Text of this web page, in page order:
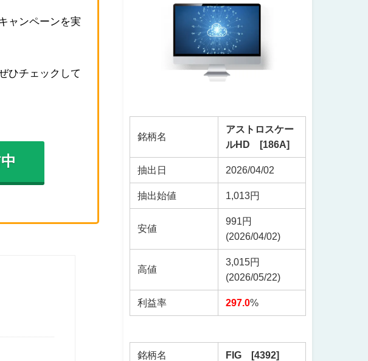
ャンペーンを実
ひチェックして
銘柄名
アストロスケー
ルHD [186A]
抽出日 2026/04/02
抽出始値 1,013円
安値
991円
(2026/04/02)
高値
3,015円
(2026/05/22)
利益率 297.0%
銘柄名 FIG [4392]